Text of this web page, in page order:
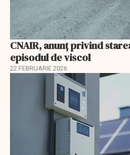
CNAIR, anunț privind
episodul de viscol
22 FEBRUARIE 2026